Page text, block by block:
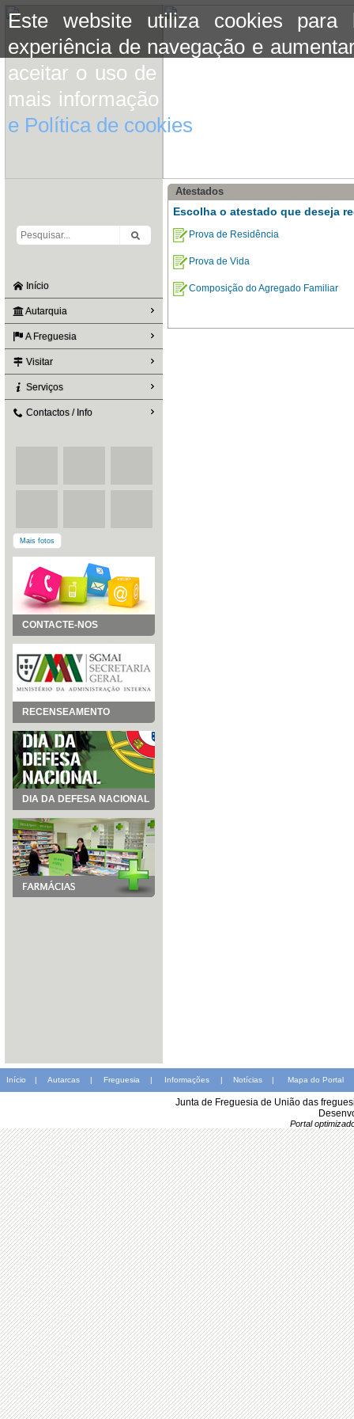
Este website utiliza cookies para
experiência de navegação e
aceitar o uso de cookies basta
mais informação consulte a
e Política de cookies
Início
Autarquia
A Freguesia
Visitar
Serviços
Contactos / Info
Mais fotos
CONTACTE-NOS
RECENSEAMENTO
DIA DA DEFESA NACIONAL
Atestados
Escolha o atestado que deseja
Prova de Residência
Prova de Vida
Composição do Agregado Familiar
Início | Autarcas | Freguesia | Informações | Notícias | Mapa do Portal
Junta de Freguesia de União das
Portal